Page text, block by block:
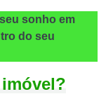
sonho em
do seu